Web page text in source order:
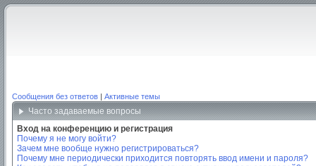
Сообщения без ответов | Активные темы
Часто задаваемые вопросы
Вход на конференцию и регистрация
Почему я не могу войти?
Зачем мне вообще нужно регистрироваться?
Почему мне периодически приходится повторять ввод имени и пароля?